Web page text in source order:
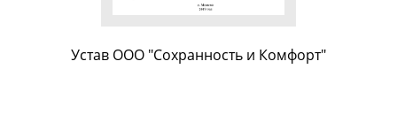
Устав ООО "Сохранность и Комфорт"